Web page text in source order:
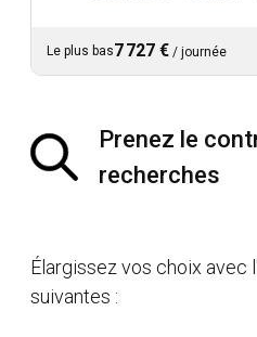
Le plus bas7 727 € / journée
Prenez le
recherches
Élargissez vos choix avec
suivantes :